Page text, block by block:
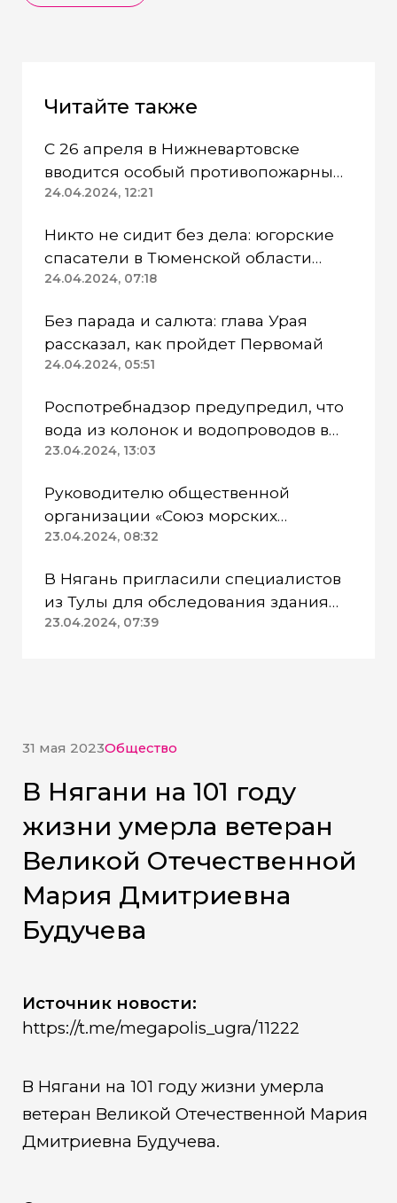
Читайте также
С 26 апреля в Нижневартовске
вводится особый противопожарный
режим
24.04.2024, 12:21
Никто не сидит без дела: югорские
спасатели в Тюменской области
работают в две смены
24.04.2024, 07:18
Без парада и салюта: глава Урая
рассказал, как пройдет Первомай
24.04.2024, 05:51
Роспотребнадзор предупредил, что
вода из колонок и водопроводов в
Казанском районе непригодна для
23.04.2024, 13:03
Руководителю общественной
организации «Союз морских
пехотинцев» Югры вынесли
23.04.2024, 08:32
В Нягань пригласили специалистов
из Тулы для обследования здания
ДК «Геолог»
23.04.2024, 07:39
31 мая 2023Общество
В Нягани на 101 году
жизни умерла ветеран
Великой Отечественной
Мария Дмитриевна
Будучева
Источник новости:
https://t.me/megapolis_ugra/11222
В Нягани на 101 году жизни умерла
ветеран Великой Отечественной Мария
Дмитриевна Будучева.